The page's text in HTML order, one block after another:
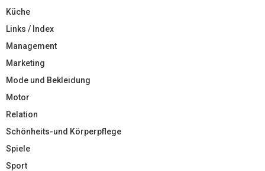
Küche
Links / Index
Management
Marketing
Mode und Bekleidung
Motor
Relation
Schönheits-und Körperpflege
Spiele
Sport